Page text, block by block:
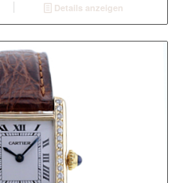
Details anzeigen